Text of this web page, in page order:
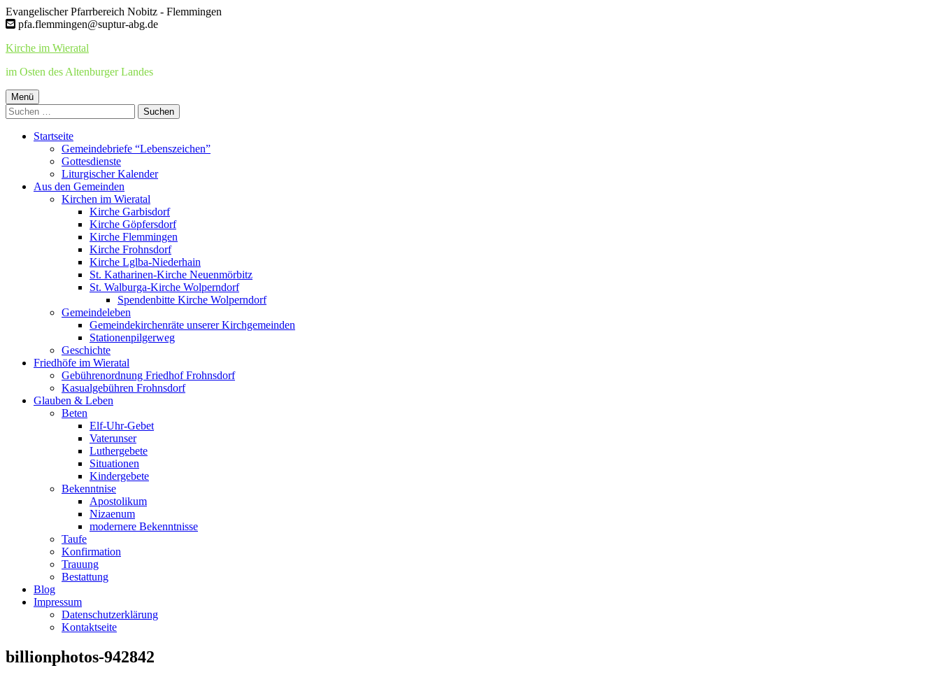
Springe
zum
Evangelischer Pfarrbereich Nobitz - Flemmingen
pfa.flemmingen@suptur-abg.de
Kirche im Wieratal
im Osten des Altenburger Landes
Primäres
Menü
Menü
Suchen
nach:
Startseite
Gemeindebriefe “Lebenszeichen”
Gottesdienste
Liturgischer Kalender
Aus den Gemeinden
Kirchen im Wieratal
Kirche Garbisdorf
Kirche Göpfersdorf
Kirche Flemmingen
Kirche Frohnsdorf
Kirche Lglba-Niederhain
St. Katharinen-Kirche Neuenmörbitz
St. Walburga-Kirche Wolperndorf
Spendenbitte Kirche Wolperndorf
Gemeindeleben
Gemeindekirchenräte unserer Kirchgemeinden
Stationenpilgerweg
Geschichte
Friedhöfe im Wieratal
Gebührenordnung Friedhof Frohnsdorf
Kasualgebühren Frohnsdorf
Glauben & Leben
Beten
Elf-Uhr-Gebet
Vaterunser
Luthergebete
Situationen
Kindergebete
Bekenntnise
Apostolikum
Nizaenum
modernere Bekenntnisse
Taufe
Konfirmation
Trauung
Bestattung
Blog
Impressum
Datenschutzerklärung
Kontaktseite
billionphotos-942842